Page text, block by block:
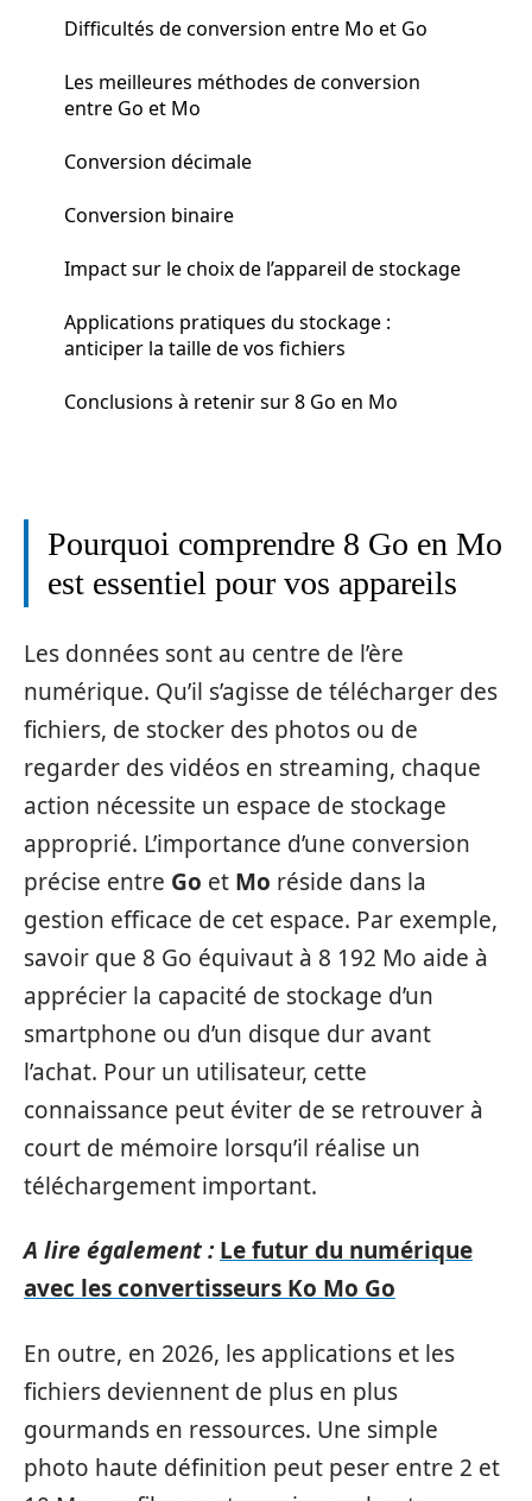
Difficultés de conversion entre Mo et Go
Les meilleures méthodes de conversion
entre Go et Mo
Conversion décimale
Conversion binaire
Impact sur le choix de l’appareil de stockage
Applications pratiques du stockage :
anticiper la taille de vos fichiers
Conclusions à retenir sur 8 Go en Mo
Pourquoi comprendre 8 Go en Mo
est essentiel pour vos appareils
Les données sont au centre de l’ère
numérique. Qu’il s’agisse de télécharger des
fichiers, de stocker des photos ou de
regarder des vidéos en streaming, chaque
action nécessite un espace de stockage
approprié. L’importance d’une conversion
précise entre Go et Mo réside dans la
gestion efficace de cet espace. Par exemple,
savoir que 8 Go équivaut à 8 192 Mo aide à
apprécier la capacité de stockage d’un
smartphone ou d’un disque dur avant
l’achat. Pour un utilisateur, cette
connaissance peut éviter de se retrouver à
court de mémoire lorsqu’il réalise un
téléchargement important.
A lire également : Le futur du numérique
avec les convertisseurs Ko Mo Go
En outre, en 2026, les applications et les
fichiers deviennent de plus en plus
gourmands en ressources. Une simple
photo haute définition peut peser entre 2 et